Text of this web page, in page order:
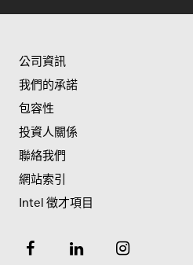
公司資訊
我們的承諾
包容性
投資人關係
聯絡我們
網站索引
Intel 徵才項目